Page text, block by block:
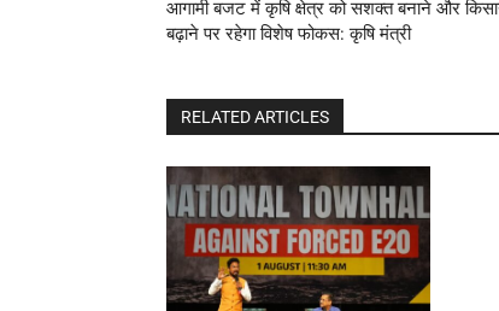
आगामी बजट में कृषि क्षेत्र को सशक्त बनाने और
बढ़ाने पर रहेगा विशेष फोकस: कृषि मंत्री
RELATED ARTICLES